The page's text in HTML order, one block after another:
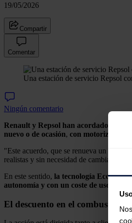
19/05/2026
Compartir
Comentar
Una estación de servicio Repsol
Ningún comentario
Renault y Repsol han acordado
nuevo o de ocasión, con motorización
"Este acuerdo, que se renueva un año
realistas y sin necesidad de cambiar los
En este sentido, la tecnología Eco-G
autonomía y con un coste de uso
El descuento en el combustible